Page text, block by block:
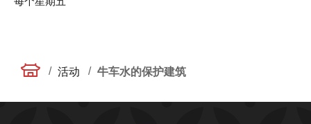
/ 活动 / 牛车水的保护建筑